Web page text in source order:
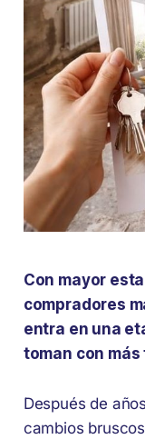
Con mayor
compradores
entra en una
toman con
Después de
cambios